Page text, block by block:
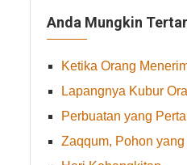
Anda Mungkin
Ketika Orang
Lapangnya Kubur
Perbuatan yang
Zaqqum, Pohon